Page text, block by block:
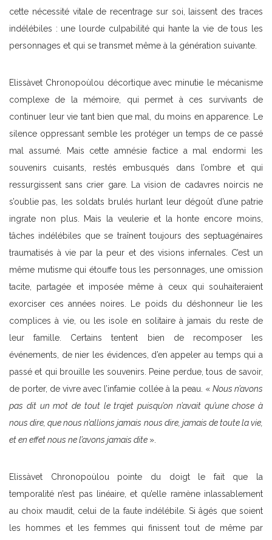
cette nécessité vitale de recentrage sur soi, laissent des traces
indélébiles : une lourde culpabilité qui hante la vie de tous les
personnages et qui se transmet même à la génération suivante.
Elissàvet Chronopoùlou décortique avec minutie le mécanisme
complexe de la mémoire, qui permet à ces survivants de
continuer leur vie tant bien que mal, du moins en apparence. Le
silence oppressant semble les protéger un temps de ce passé
mal assumé. Mais cette amnésie factice a mal endormi les
souvenirs cuisants, restés embusqués dans l’ombre et qui
ressurgissent sans crier gare. La vision de cadavres noircis ne
s’oublie pas, les soldats brulés hurlant leur dégoût d’une patrie
ingrate non plus. Mais la veulerie et la honte encore moins,
tâches indélébiles que se traînent toujours des septuagénaires
traumatisés à vie par la peur et des visions infernales. C’est un
même mutisme qui étouffe tous les personnages, une omission
tacite, partagée et imposée même à ceux qui souhaiteraient
exorciser ces années noires. Le poids du déshonneur lie les
complices à vie, ou les isole en solitaire à jamais du reste de
leur famille. Certains tentent bien de recomposer les
événements, de nier les évidences, d’en appeler au temps qui a
passé et qui brouille les souvenirs. Peine perdue, tous de savoir,
de porter, de vivre avec l’infamie collée à la peau. « Nous n’avons
pas dit un mot de tout le trajet puisqu’on n’avait qu’une chose à
nous dire, que nous n’allions jamais nous dire, jamais de toute la vie,
et en effet nous ne l’avons jamais dite ».
Elissàvet Chronopoùlou pointe du doigt le fait que la
temporalité n’est pas linéaire, et qu’elle ramène inlassablement
au choix maudit, celui de la faute indélébile. Si âgés que soient
les hommes et les femmes qui finissent tout de même par